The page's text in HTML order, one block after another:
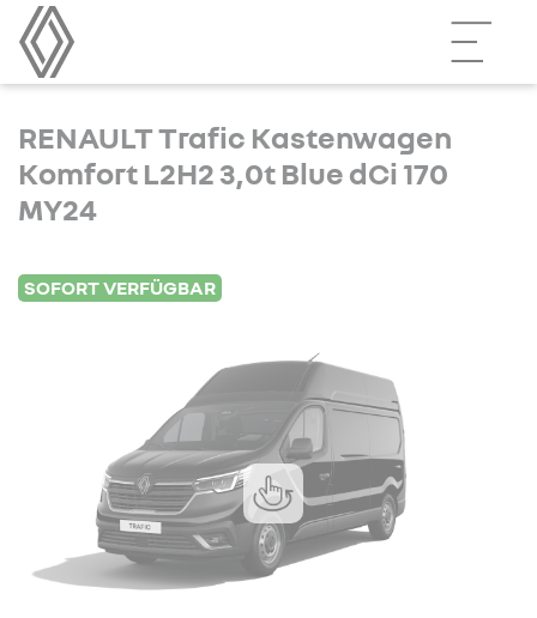
RENAULT Trafic Kastenwagen
Komfort L2H2 3,0t Blue dCi 170
MY24
SOFORT VERFÜGBAR